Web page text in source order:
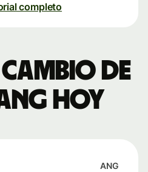
completo
de
hoy
ANG